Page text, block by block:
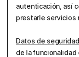
autenticación, así
prestarle servicios
Datos de seguridad
de la